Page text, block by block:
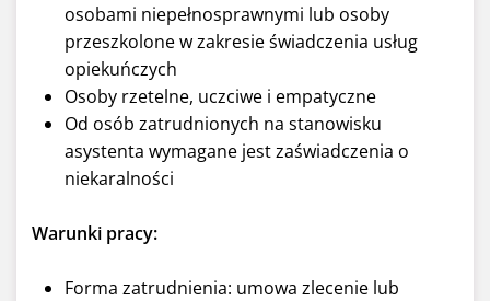
osobami niepełnosprawnymi lub osoby
przeszkolone w zakresie świadczenia usług
opiekuńczych
Osoby rzetelne, uczciwe i empatyczne
Od osób zatrudnionych na stanowisku
asystenta wymagane jest zaświadczenia o
niekaralności
Warunki pracy:
Forma zatrudnienia: umowa zlecenie lub